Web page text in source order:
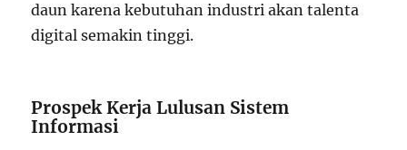
daun karena kebutuhan industri akan talenta
digital semakin tinggi.
Prospek Kerja Lulusan Sistem
Informasi